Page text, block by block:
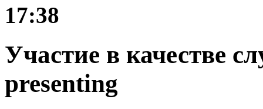
17:38
Участие в качестве
presenting